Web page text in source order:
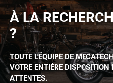
À LA
?
TOUTE L'ÉQUIPE DE
VOTRE ENTIÈRE DISPOSITION
ATTENTES.